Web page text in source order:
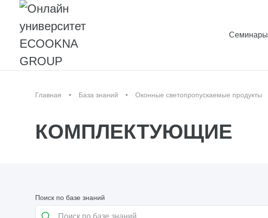
Семинары
Главная База знаний Оконные светопропускаемые продукты
КОМПЛЕКТУЮЩИЕ
Поиск по базе знаний